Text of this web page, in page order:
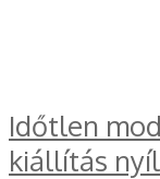
Időtlen
kiállítás